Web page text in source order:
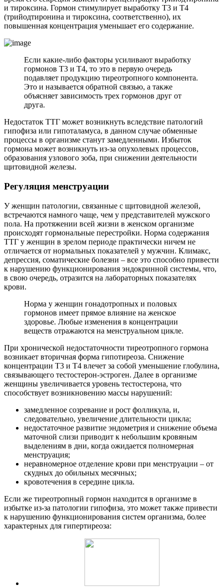
и тироксина. Гормон стимулирует выработку Т3 и Т4
(трийодтиронина и тироксина, соответственно), их
повышенная концентрация уменьшает его содержание.
Если какие-либо факторы усиливают выработку
гормонов Т3 и Т4, то это в первую очередь
подавляет продукцию тиреотропного компонента.
Это и называется обратной связью, а также
объясняет зависимость трех гормонов друг от
друга.
Недостаток ТТГ может возникнуть вследствие патологий
гипофиза или гипоталамуса, в данном случае обменные
процессы в организме станут замедленными. Избыток
гормона может возникнуть из-за опухолевых процессов,
образования узлового зоба, при снижении деятельности
щитовидной железы.
Регуляция менструации
У женщин патологии, связанные с щитовидной железой,
встречаются намного чаще, чем у представителей мужского
пола. На протяжении всей жизни в женском организме
происходят гормональные перестройки. Норма содержания
ТТГ у женщин в зрелом периоде практически ничем не
отличается от нормальных показателей у мужчин. Климакс,
депрессия, соматические болезни – все это способно привести
к нарушению функционирования эндокринной системы, что,
в свою очередь, отразится на лабораторных показателях
крови.
Норма у женщин гонадотропных и половых
гормонов имеет прямое влияние на женское
здоровье. Любые изменения в концентрации
веществ отражаются на менструальном цикле.
При хронической недостаточности тиреотропного гормона
возникает вторичная форма гипотиреоза. Снижение
концентрации Т3 и Т4 влечет за собой уменьшение глобулина,
связывающего тестостерон-эстроген. Далее в организме
женщины увеличивается уровень тестостерона, что
способствует возникновению массы нарушений:
замедленное созревание и рост фолликула, и,
следовательно, увеличение длительности цикла;
недостаточное развитие эндометрия и снижение объема
маточной слизи приводит к небольшим кровяным
выделениям в дни, когда ожидается полномерная
менструация;
неравномерное отделение крови при менструации – от
скудных до обильных месячных;
кровотечения в середине цикла.
Если же тиреотропный гормон находится в организме в
избытке из-за патологии гипофиза, это может также привести
к нарушению функционирования систем организма, более
характерных для гипертиреоза: